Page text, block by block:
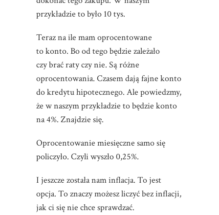
przykładzie to było 10 tys.
Teraz na ile mam oprocentowane
to konto. Bo od tego będzie zależało
czy brać raty czy nie. Są różne
oprocentowania. Czasem dają fajne konto
do kredytu hipotecznego. Ale powiedzmy,
że w naszym przykładzie to będzie konto
na 4%. Znajdzie się.
Oprocentowanie miesięczne samo się
policzyło. Czyli wyszło 0,25%.
I jeszcze została nam inflacja. To jest
opcja. To znaczy możesz liczyć bez inflacji,
jak ci się nie chce sprawdzać.